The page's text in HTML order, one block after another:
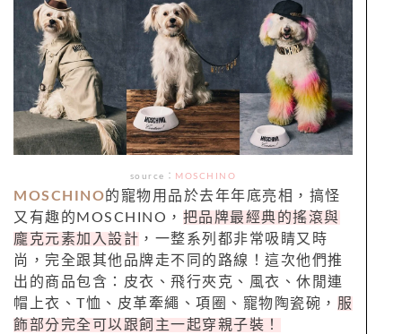
source： MOSCHINO
MOSCHINO的寵物用品於去年年底亮相，搞怪
又有趣的MOSCHINO， 把品牌最經典的搖滾與
龐克元素加入設計 ，一整系列都非常吸睛又時
尚，完全跟其他品牌走不同的路線！這次他們推
出的商品包含：皮衣、飛行夾克、風衣、休閒連
帽上衣、T恤、皮革牽繩、項圈、寵物陶瓷碗， 服
飾部分完全可以跟飼主一起穿親子裝！